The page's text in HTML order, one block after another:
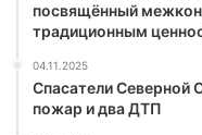
посвящённый
традиционным
04.11.2025
Спасатели Северной
пожар и два ДТП